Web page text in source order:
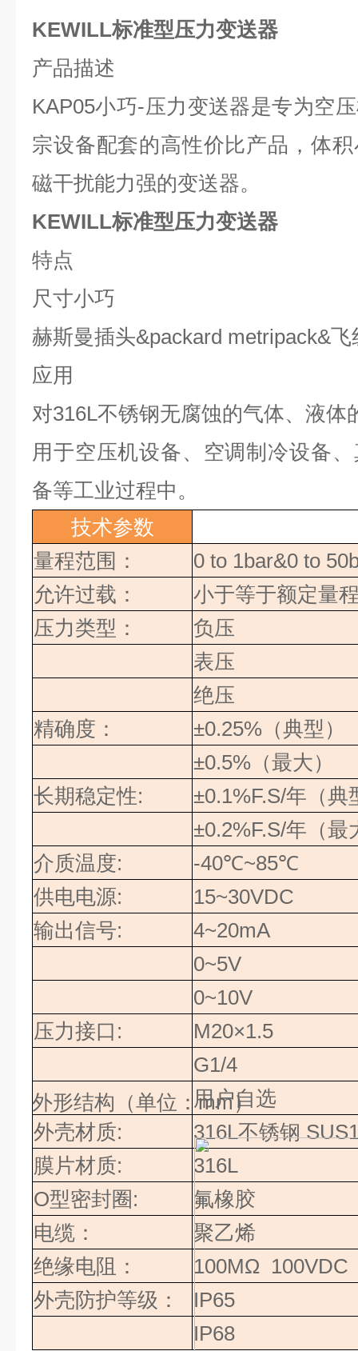
KEWILL标准型压力变送器
产品描述
KAP05小巧-压力变送器是专为空
宗设备配套的高性价比产品，体
磁干扰能力强的变送器。
KEWILL标准型压力变送器
特点
尺寸小巧
赫斯曼插头&packard metripack&飞
应用
对316L不锈钢无腐蚀的气体、液体
用于空压机设备、空调制冷设备
备等工业过程中。
技术参数
量程范围：
0 to 1bar&0 to
允许过载：
小于等于额定量
压力类型：
负压
表压
绝压
精确度：
±0.25% （典型）
±0.5% （最大）
长期稳定性: ±0.1%F.S/年（典
±0.2%F.S/年（最
介质温度: -40℃~85℃
供电电源:
15~30VDC
输出信号:
4~20mA
0~5V
0~10V
压力接口 :
M20×1.5
G1/4
用户自选
外壳材质: 316L不锈钢
膜片材质:
316L
O型密封圈 :
氟橡胶
电缆：
聚乙烯
绝缘电阻：
100MΩ 100VDC
外壳防护等级：
IP65
IP68
外形结构（单位：mm）